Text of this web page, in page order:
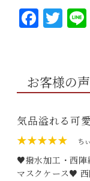
Fa
ok
T
er
お客様の声
気品溢れる可
★★★★★
ち
♥️撥水加工・西
マスクケース♥️